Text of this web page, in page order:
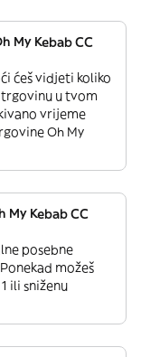
My Kebab CC
ćeš vidjeti koliko
u tvom
vrijeme
Oh My
Kebab CC
posebne
možeš
ili sniženu